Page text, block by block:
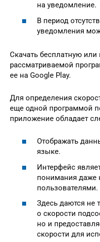
на уведомление.
В период
уведомления
Скачать бесплатную
рассматриваемой
ее на Google Play.
Для определения
еще одной программой
приложение обладает
Отображать
языке.
Интерфейс
понимания
пользователями.
Здесь даются не
о скорости
но и
скорости для